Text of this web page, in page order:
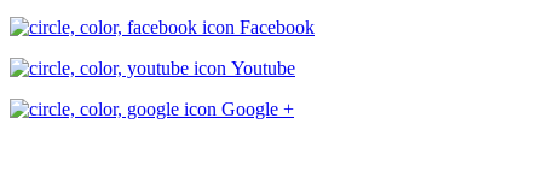
Facebook
Youtube
Google +